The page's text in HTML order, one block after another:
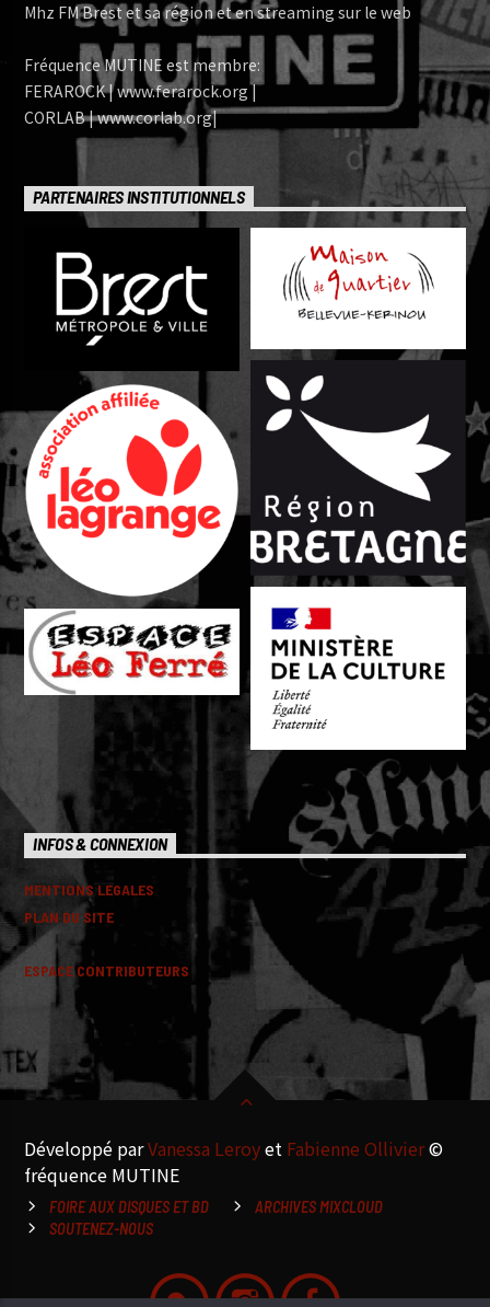
Mhz FM Brest et sa région et en streaming sur le web
Fréquence MUTINE est membre:
FERAROCK | www.ferarock.org |
CORLAB | www.corlab.org|
PARTENAIRES INSTITUTIONNELS
INFOS & CONNEXION
MENTIONS LEGALES
PLAN DU SITE
ESPACE CONTRIBUTEURS
Développé parVanessa Leroyet Fabienne Ollivier©
fréquence MUTINE
FOIRE AUX DISQUES ET BD
ARCHIVES MIXCLOUD
SOUTENEZ-NOUS